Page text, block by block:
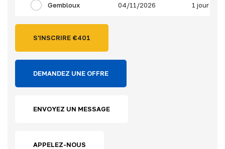
Gembloux 04/11/2026 1 jour
S'INSCRIRE €401
DEMANDEZ UNE OFFRE
ENVOYEZ UN MESSAGE
APPELEZ-NOUS